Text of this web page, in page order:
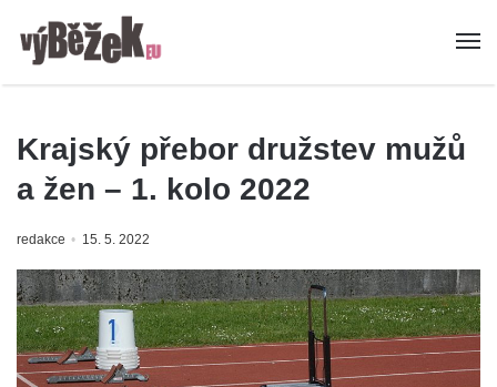
Krajský přebor družstev mužů
a žen – 1. kolo 2022
redakce 15. 5. 2022